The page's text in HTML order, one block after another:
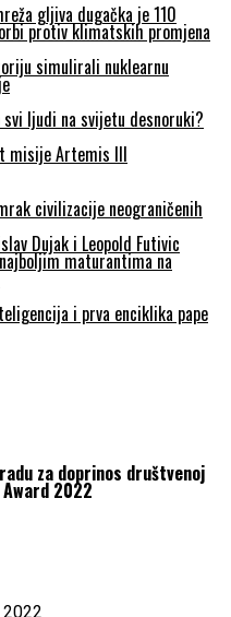
gljiva dugačka je 110
protiv klimatskih promjena
simulirali nuklearnu
svi ljudi na svijetu desnoruki?
misije Artemis III
civilizacije neograničenih
maturantima na
i prva enciklika pape
za doprinos društvenoj
2022